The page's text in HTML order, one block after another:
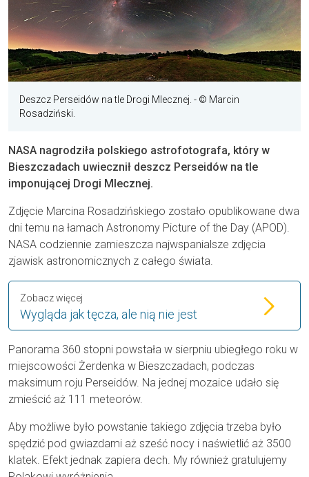
Deszcz Perseidów na tle Drogi Mlecznej. - © Marcin
Rosadziński.
NASA nagrodziła polskiego astrofotografa, który w
Bieszczadach uwiecznił deszcz Perseidów na tle
imponującej Drogi Mlecznej.
Zdjęcie Marcina Rosadzińskiego zostało opublikowane dwa
dni temu na łamach Astronomy Picture of the Day (APOD).
NASA codziennie zamieszcza najwspanialsze zdjęcia
zjawisk astronomicznych z całego świata.
Wygląda jak tęcza, ale nią nie jest
Zobacz więcej
Panorama 360 stopni powstała w sierpniu ubiegłego roku w
miejscowości Żerdenka w Bieszczadach, podczas
maksimum roju Perseidów. Na jednej mozaice udało się
zmieścić aż 111 meteorów.
Aby możliwe było powstanie takiego zdjęcia trzeba było
spędzić pod gwiazdami aż sześć nocy i naświetlić aż 3500
klatek. Efekt jednak zapiera dech. My również gratulujemy